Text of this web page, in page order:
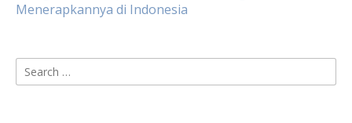
Menerapkannya di Indonesia
Search
for: